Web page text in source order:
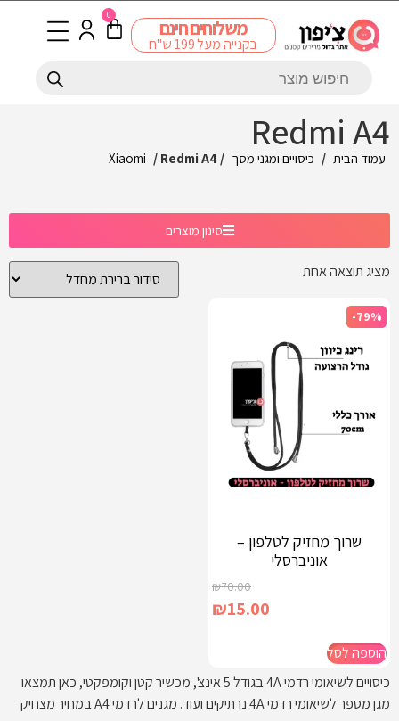
משלוחים חינם
בקנייה מעל 199 ש"ח
0
Redmi A4
עמוד הבית / כיסויים ומגני מסך /
Xiaomi / Redmi A4
סינון מוצרים
מציג תוצאה אחת
-79%
שרוך מחזיק לטלפון –
אוניברסלי
₪70.00
₪15.00
הוספה לסל
כיסויים לשיאומי רדמי 4A בגודל 5 אינצ', מכשיר קטן וקומפקטי, כאן תמצאו
מגן מספר לשיאומי רדמי 4A נרתיקים ועוד. מגנים לרדמי A4 במחיר מצחיק